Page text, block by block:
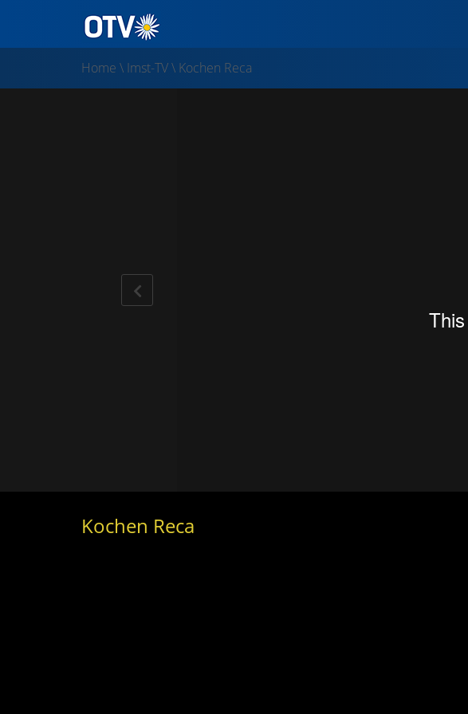
Home \ Imst-TV\ Kochen Reca
Kochen Reca